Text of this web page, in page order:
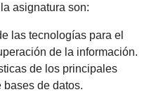
asignatura son:
las tecnologías para el
de la información.
de los principales
bases de datos.